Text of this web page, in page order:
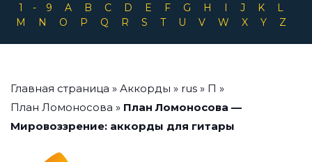
1-9
A B C D E F G H I J K
L
M
N O P Q R S T U V W X Y Z
Главная страница » Аккорды » rus » П »
План Ломоносова » План Ломоносова —
Мировоззрение: аккорды для гитары